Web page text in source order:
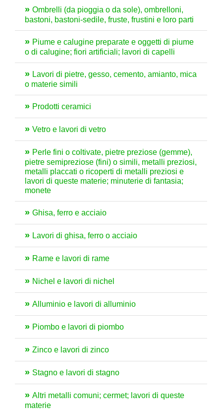
Ombrelli (da pioggia o da sole), ombrelloni,
bastoni, bastoni-sedile, fruste, frustini e loro parti
Piume e calugine preparate e oggetti di piume
o di calugine; fiori artificiali; lavori di capelli
Lavori di pietre, gesso, cemento, amianto, mica
o materie simili
Prodotti ceramici
Vetro e lavori di vetro
Perle fini o coltivate, pietre preziose (gemme),
pietre semipreziose (fini) o simili, metalli preziosi,
metalli placcati o ricoperti di metalli preziosi e
lavori di queste materie; minuterie di fantasia;
monete
Ghisa, ferro e acciaio
Lavori di ghisa, ferro o acciaio
Rame e lavori di rame
Nichel e lavori di nichel
Alluminio e lavori di alluminio
Piombo e lavori di piombo
Zinco e lavori di zinco
Stagno e lavori di stagno
Altri metalli comuni; cermet; lavori di queste
materie